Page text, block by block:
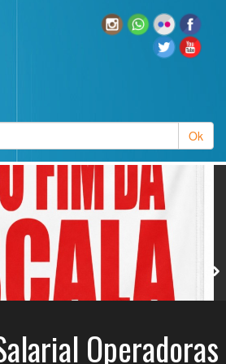
6×1 traz